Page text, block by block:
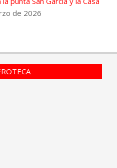
de 2026